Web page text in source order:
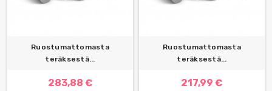
Ruostumattomasta
teräksestä...
283,88 €
Ruostumattomasta
teräksestä...
217,99 €